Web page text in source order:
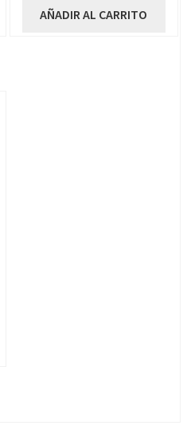
AÑADIR AL CARRITO